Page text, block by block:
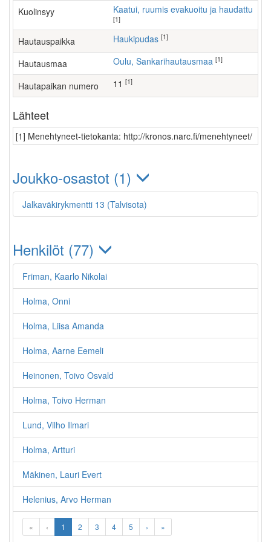
Kuolinsyy Kaatui, ruumis evakuoitu ja haudattu
[1]
Hautauspaikka Haukipudas [1]
Hautausmaa Oulu, Sankarihautausmaa [1]
Hautapaikan numero 11 [1]
Lähteet
[1] Menehtyneet-tietokanta: http://kronos.narc.fi/menehtyneet/
Joukko-osastot (1)
Jalkaväkirykmentti 13 (Talvisota)
Henkilöt (77)
Friman, Kaarlo Nikolai
Holma, Onni
Holma, Liisa Amanda
Holma, Aarne Eemeli
Heinonen, Toivo Osvald
Holma, Toivo Herman
Lund, Vilho Ilmari
Holma, Artturi
Mäkinen, Lauri Evert
Helenius, Arvo Herman
« ‹ 1 2 3 4 5 › »